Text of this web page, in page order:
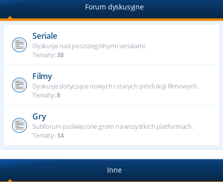
Forum dyskusyjne
Seriale
Dyskusje nad poszczególnymi serialami.
Tematy:38
Filmy
Dyskusje dotyczące nowych i starych produkcji filmowych.
Tematy:8
Gry
Subforum poświęcone grom na wszystkich platformach.
Tematy:14
Inne